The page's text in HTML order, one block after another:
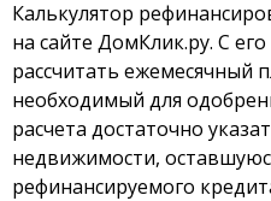
Калькулятор
на сайте ДомКлик.ру. С
рассчитать ежемесячный
необходимый для
расчета достаточно
недвижимости,
рефинансируемого